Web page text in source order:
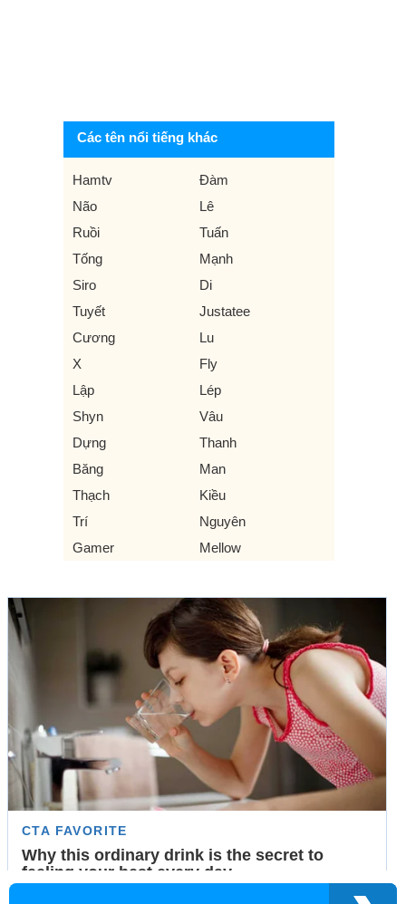
Các tên nổi tiếng khác
Hamtv
Đàm
Não
Lê
Ruồi
Tuấn
Tống
Mạnh
Siro
Di
Tuyết
Justatee
Cương
Lu
X
Fly
Lập
Lép
Shyn
Vâu
Dựng
Thanh
Băng
Man
Thạch
Kiều
Trí
Nguyên
Gamer
Mellow